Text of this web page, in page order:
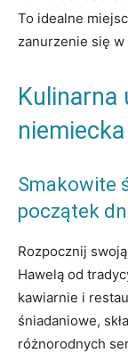
To idealne
zanurzenie się w
Kulinarna
Smakowite
początek
Rozpocznij
Hawelą od
kawiarnie i
śniadaniowe,
różnorodnych